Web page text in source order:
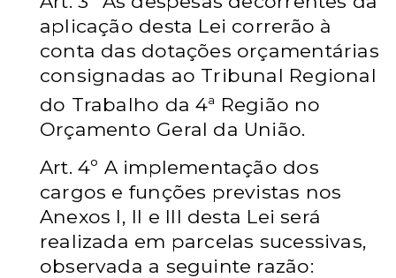
aplicação desta Lei correrão à
conta das dotações orçamentárias
consignadas ao Tribunal Regional
do Trabalho da 4a
Região no
Orçamento Geral da União.
Art. 4º A implementação dos
cargos e funções previstas nos
Anexos I, II e III desta Lei será
realizada em parcelas sucessivas,
observada a seguinte razão: